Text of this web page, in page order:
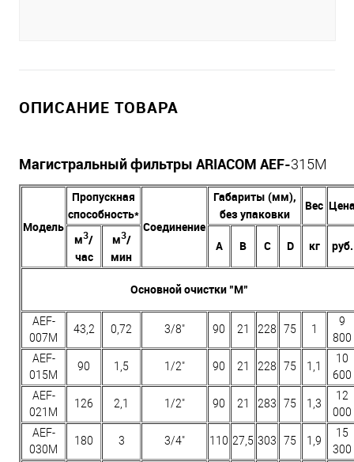
ОПИСАНИЕ ТОВАРА
Магистральный фильтры ARIACOM AEF-315M
Модель
Пропускная
способность*
Соединение
Габариты (мм),
без упаковки
Вес
м3/
час
м3/
мин
А В C D кг руб.
Основной очистки "M"
AEF-
007M
43,2 0,72 3/8" 90 21 228 75 1
9
800
AEF-
015M
90 1,5 1/2" 90 21 228 75 1,1
10
600
AEF-
021M
126 2,1 1/2" 90 21 283 75 1,3
12
000
AEF-
030M
180 3 3/4" 110 27,5 303 75 1,9
15
300